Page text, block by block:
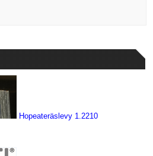
Hopeateräslevy 1.2210